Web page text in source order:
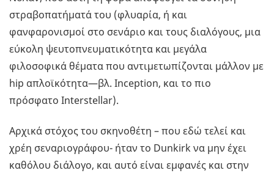
στραβοπατήματά του (φλυαρία, ή και
φανφαρονισμοί στο σενάριο και τους διαλόγους, μια
εύκολη ψευτοπνευματικότητα και μεγάλα
φιλοσοφικά θέματα που αντιμετωπίζονται μάλλον με
hip απλοϊκότητα—βλ. Inception, και το πιο
πρόσφατο Interstellar).
Αρχικά στόχος του σκηνοθέτη – που εδώ τελεί και
χρέη σεναριογράφου- ήταν το Dunkirk να μην έχει
καθόλου διάλογο, και αυτό είναι εμφανές και στην